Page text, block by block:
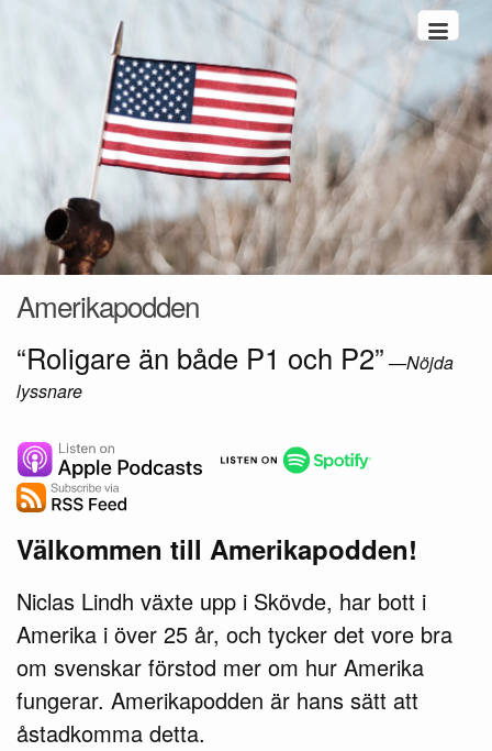
Amerikapodden
“Roligare än både P1 och P2” —Nöjda
lyssnare
Välkommen till Amerikapodden!
Niclas Lindh växte upp i Skövde, har bott i
Amerika i över 25 år, och tycker det vore bra
om svenskar förstod mer om hur Amerika
fungerar. Amerikapodden är hans sätt att
åstadkomma detta.